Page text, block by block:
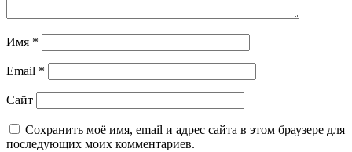
Имя *
Email *
Сайт
Сохранить моё имя, email и адрес сайта в этом браузере для
последующих моих комментариев.